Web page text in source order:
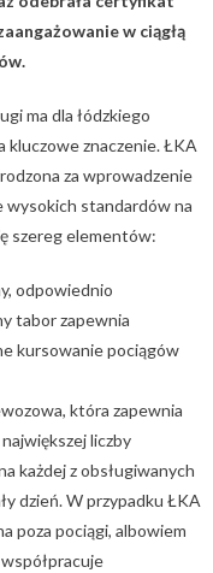
w ciągłą
ma dla łódzkiego
kluczowe znaczenie. ŁKA
za wprowadzenie
wysokich standardów na
szereg elementów:
odpowiednio
tabor zapewnia
kursowanie pociągów
która zapewnia
liczby
każdej z obsługiwanych
dzień. W przypadku ŁKA
poza pociągi, albowiem